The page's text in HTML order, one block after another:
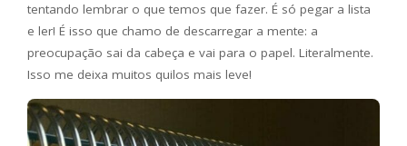
tentando lembrar o que temos que fazer. É só pegar a lista
e ler! É isso que chamo de descarregar a mente: a
preocupação sai da cabeça e vai para o papel. Literalmente.
Isso me deixa muitos quilos mais leve!